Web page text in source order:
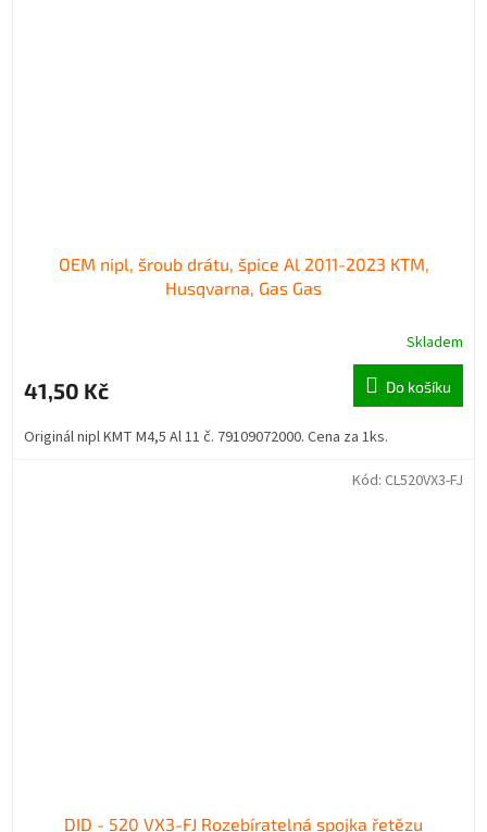
OEM nipl, šroub drátu, špice Al 2011-2023 KTM,
Husqvarna, Gas Gas
Skladem
41,50 Kč Do košíku
Originál nipl KMT M4,5 Al 11 č. 79109072000. Cena za 1ks.
DID - 520 VX3-FJ Rozebíratelná spojka řetězu
Kód: CL520VX3-FJ